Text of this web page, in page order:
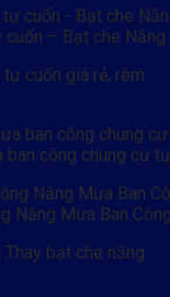
– Bạt che
công chung cư
Nắng Mưa Ban
bạt che nắng